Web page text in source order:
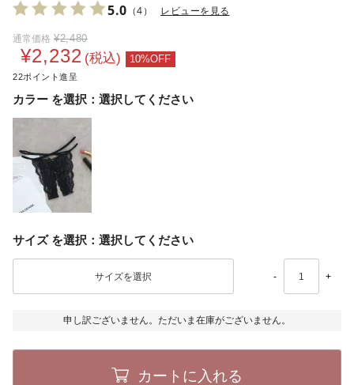
5.0 （4） レビューを見る
通常価格 ¥2,480
¥2,232 税込
22
カラー 選択してください
サイズ 選択してください
- +
申し訳ございません。ただいま在庫がございません。
カートに入れる